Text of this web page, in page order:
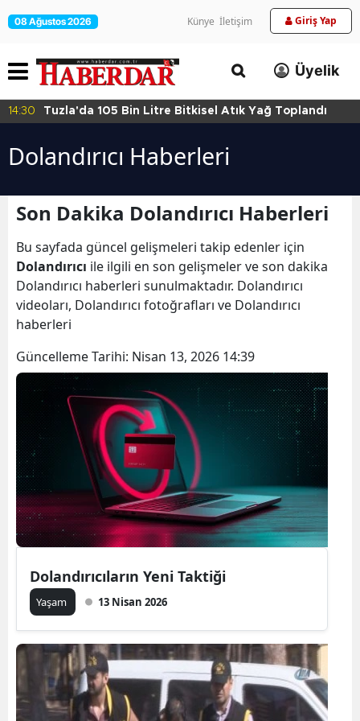
08 Ağustos 2026 Künye İletişim Giriş Yap
Üyelik
14:30 Tuzla'da 105 Bin Litre Bitkisel Atık Yağ Toplandı
Dolandırıcı Haberleri
Son Dakika Dolandırıcı Haberleri
Bu sayfada güncel gelişmeleri takip edenler için
Dolandırıcı ile ilgili en son gelişmeler ve son dakika
Dolandırıcı haberleri sunulmaktadır. Dolandırıcı
videoları, Dolandırıcı fotoğrafları ve Dolandırıcı
haberleri
Güncelleme Tarihi: Nisan 13, 2026 14:39
Dolandırıcıların Yeni Taktiği
Yaşam 13 Nisan 2026